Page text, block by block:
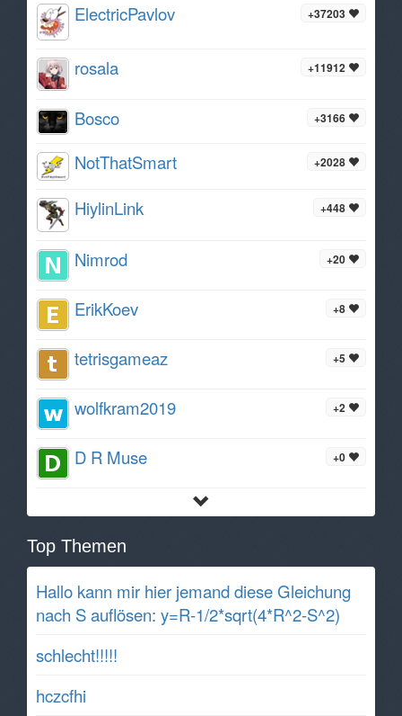
+37203
ElectricPavlov
+11912
rosala
+3166
Bosco
+2028
NotThatSmart
+448
HiylinLink
+20
Nimrod
+8
ErikKoev
+5
tetrisgameaz
+2
wolfkram2019
+0
D R Muse
Top Themen
Hallo kann mir hier jemand diese Gleichung
nach S auflösen: y=R-1/2*sqrt(4*R^2-S^2)
schlecht!!!!!
hczcfhi